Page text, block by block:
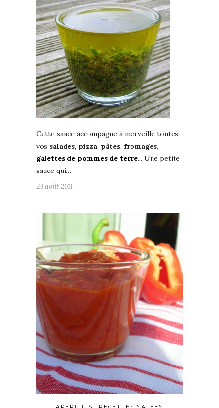
Cette sauce accompagne à merveille toutes
vos salades, pizza, pâtes, fromages,
galettes de pommes de terre... Une petite
sauce qui…
24 août 2011
APÉRITIFS
RECETTES SALÉES